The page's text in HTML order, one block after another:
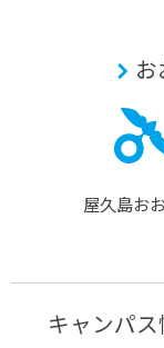
屋久島お
キャンパス